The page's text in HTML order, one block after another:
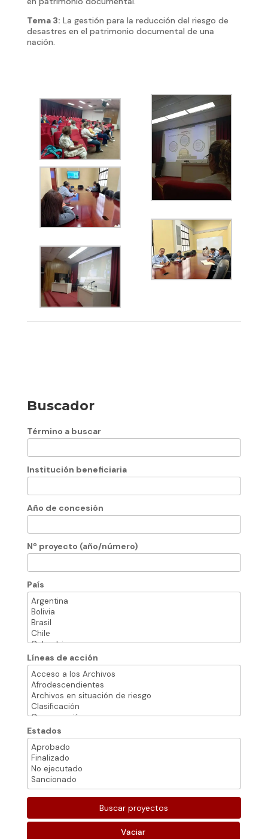
Tema 3: La gestión para la reducción del riesgo de
desastres en el patrimonio documental de una
nación.
Buscador
Término a buscar
Institución beneficiaria
Año de concesión
Nº proyecto (año/número)
País
Líneas de acción
Estados
Vaciar